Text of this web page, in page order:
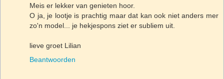
Meis er lekker van genieten hoor.
O ja, je lootje is prachtig maar dat kan ook niet anders mer
zo'n model... je hekjespons ziet er subliem uit.
lieve groet Lilian
Beantwoorden